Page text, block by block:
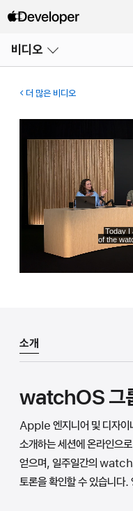
비디오
열기
더 많은 비디오
소개
watchOS 그
Apple 엔지니어 및 디자
소개하는 세션에 온라인으
얻으며, 일주일간의
토론을 확인할 수 있습니다.